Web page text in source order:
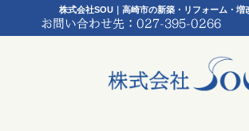
株式会社SOU｜高崎市の新築・リフォーム・増